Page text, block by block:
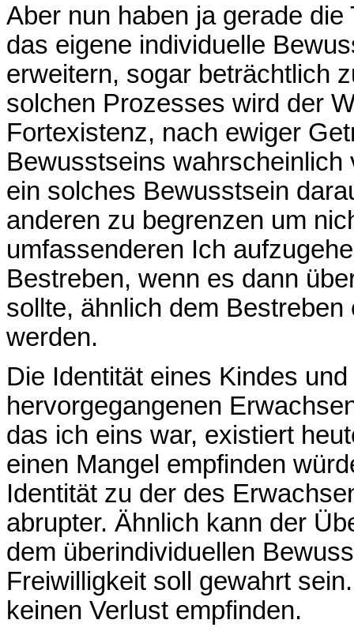
Aber nun haben ja gerade
das eigene individuelle
erweitern, sogar beträchtlich
solchen Prozesses wird der
Fortexistenz, nach ewiger
Bewusstseins
ein solches Bewusstsein
anderen zu begrenzen um
umfassenderen Ich
Bestreben, wenn es dann
sollte, ähnlich dem
werden.
Die Identität eines Kindes
hervorgegangenen
das ich eins war, existiert
einen Mangel empfinden
Identität zu der des
abrupter. Ähnlich kann der
dem überindividuellen
Freiwilligkeit soll gewahrt
keinen Verlust empfinden.